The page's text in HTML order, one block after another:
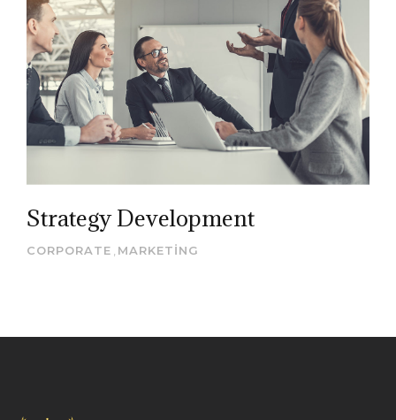
Strategy Development
CORPORATE MARKETING